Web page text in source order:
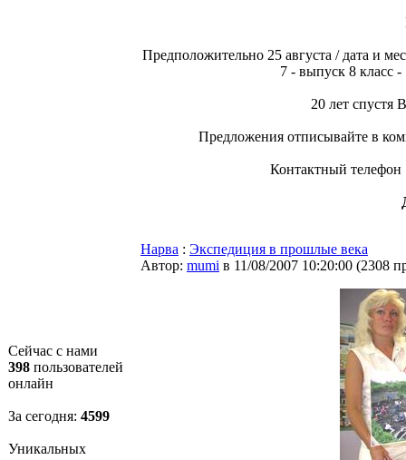
Сейчас с нами
398 пользователей
онлайн
За сегодня: 4600
Уникальных
Предположительно 25 августа / дата и
7 - выпуск 8 класс
20 лет спустя
Предложения отписывайте в
Контактный телефон
Нарва : Экспедиция в прошлые века
Автор: mumi в 11/08/2007 10:20:00 (2308